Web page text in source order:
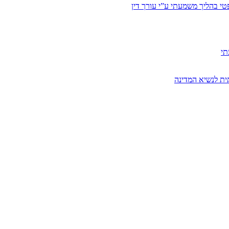
בהליך משמעתי ע”י עורך דין
לנשיא המדינה